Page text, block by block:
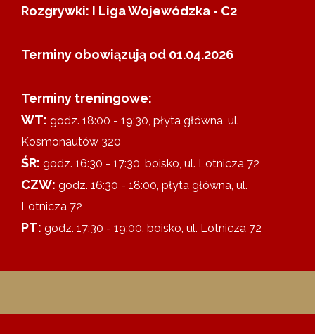
Rozgrywki: I Liga Wojewódzka - C2
Terminy obowiązują od 01.04.2026
Terminy treningowe:
WT: godz. 18:00 - 19:30, płyta główna, ul.
Kosmonautów 320
ŚR: godz. 16:30 - 17:30, boisko, ul. Lotnicza 72
CZW: godz. 16:30 - 18:00, płyta główna, ul.
Lotnicza 72
PT: godz. 17:30 - 19:00, boisko, ul. Lotnicza 72